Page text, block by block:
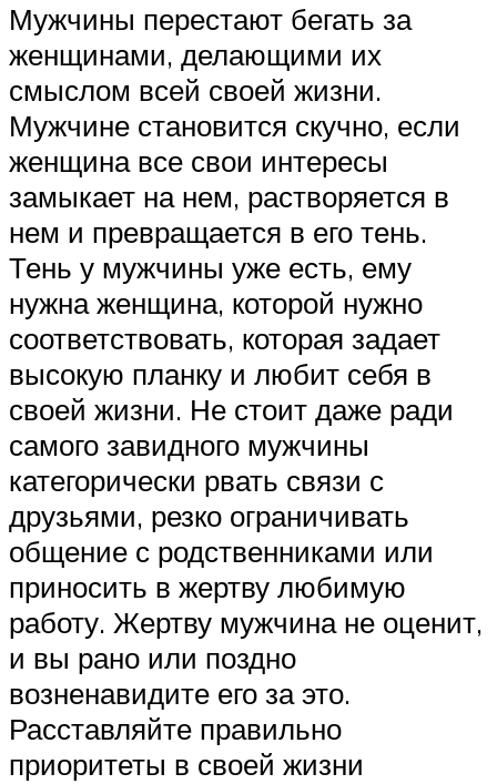
Мужчины перестают бегать за
женщинами, делающими их
смыслом всей своей жизни.
Мужчине становится скучно, если
женщина все свои интересы
замыкает на нем, растворяется в
нем и превращается в его тень.
Тень у мужчины уже есть, ему
нужна женщина, которой нужно
соответствовать, которая задает
высокую планку и любит себя в
своей жизни. Не стоит даже ради
самого завидного мужчины
категорически рвать связи с
друзьями, резко ограничивать
общение с родственниками или
приносить в жертву любимую
работу. Жертву мужчина не оценит,
и вы рано или поздно
возненавидите его за это.
Расставляйте правильно
приоритеты в своей жизни